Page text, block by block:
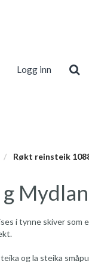
Logg inn
Røkt reinsteik
i tynne skiver som
og la steika